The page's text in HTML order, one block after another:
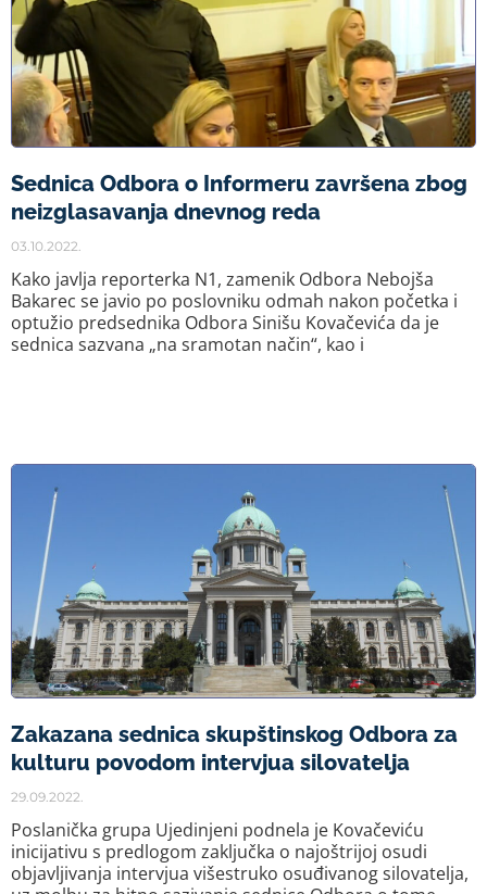
Sednica Odbora o Informeru završena zbog
neizglasavanja dnevnog reda
03.10.2022.
Kako javlja reporterka N1, zamenik Odbora Nebojša
Bakarec se javio po poslovniku odmah nakon početka i
optužio predsednika Odbora Sinišu Kovačevića da je
sednica sazvana „na sramotan način“, kao i
Zakazana sednica skupštinskog Odbora za
kulturu povodom intervjua silovatelja
29.09.2022.
Poslanička grupa Ujedinjeni podnela je Kovačeviću
inicijativu s predlogom zaključka o najoštrijoj osudi
objavljivanja intervjua višestruko osuđivanog silovatelja,